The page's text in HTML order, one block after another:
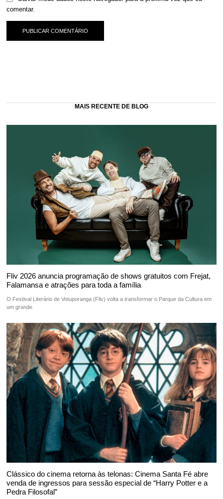
comentar.
MAIS RECENTE DE BLOG
Fliv 2026 anuncia programação de shows gratuitos com Frejat,
Falamansa e atrações para toda a família
O Festival Literário de Votuporanga (Fliv) volta a transformar o Parque da Cultura em
um grande
Clássico do cinema retorna às telonas: Cinema Santa Fé abre
venda de ingressos para sessão especial de “Harry Potter e a
Pedra Filosofal”